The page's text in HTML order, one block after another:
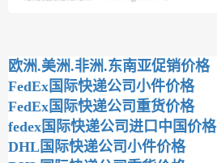
欧洲.美洲.非洲.东南亚促销价格
FedEx国际快递公司小件价格
FedEx国际快递公司重货价格
fedex国际快递公司进口中国价格
DHL国际快递公司小件价格